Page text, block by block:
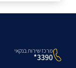
מרכז שירות בנקאי
3390*